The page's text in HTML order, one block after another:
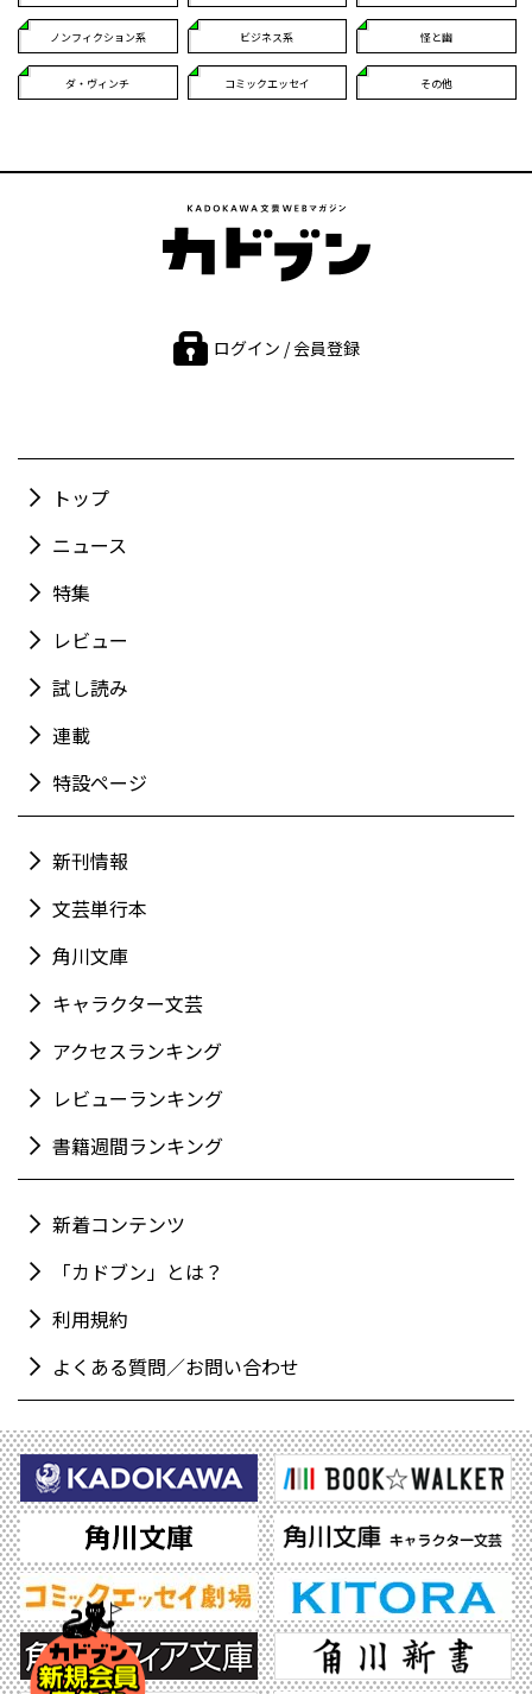
ノンフィクション系 ビジネス系 怪と幽
ダ・ヴィンチ コミックエッセイ その他
ログイン / 会員登録
トップ
ニュース
特集
レビュー
試し読み
連載
特設ページ
新刊情報
文芸単行本
角川文庫
キャラクター文芸
アクセスランキング
レビューランキング
書籍週間ランキング
新着コンテンツ
「カドブン」とは？
利用規約
よくある質問／お問い合わせ